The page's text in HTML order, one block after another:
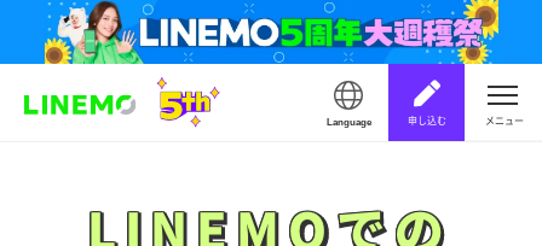
Language 申し込む メニュー
LINEMOでの
LINEMOでの